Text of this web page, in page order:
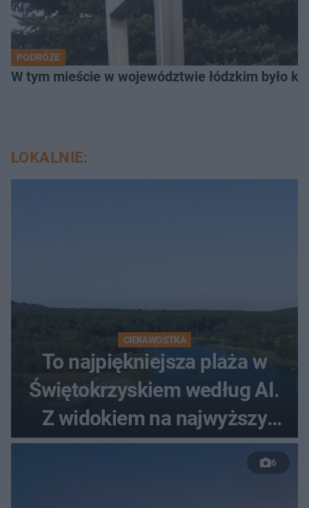
PODRÓŻE
W tym mieście w województwie łódzkim było
LOKALNIE:
CIEKAWOSTKA
To najpiękniejsza plaża w
Świętokrzyskiem według AI.
Z widokiem na najwyższy
szczyt Gór Świętokrzyskich
6